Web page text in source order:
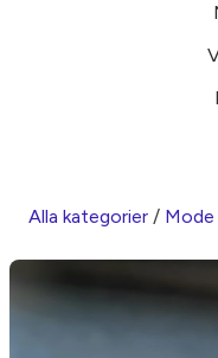
Alla kategorier / Mode